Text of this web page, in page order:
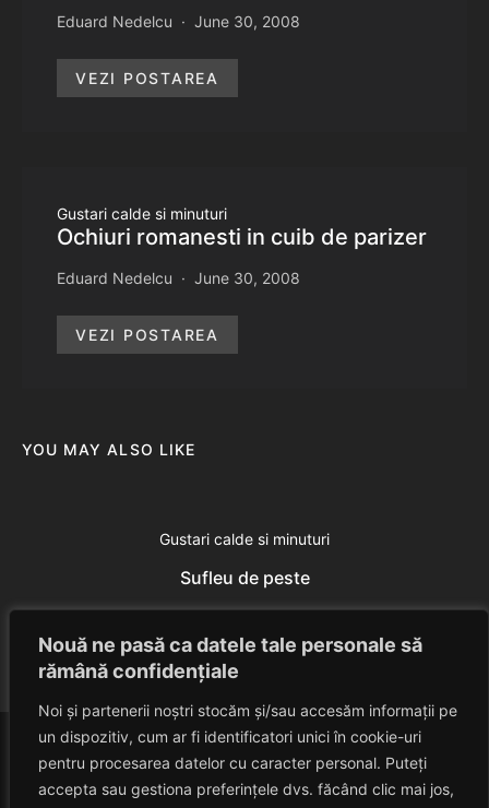
Nouă ne pasă ca datele tale personale să
rămână confidențiale
Noi și partenerii noștri stocăm și/sau accesăm informații pe
un dispozitiv, cum ar fi identificatori unici în cookie-uri
pentru procesarea datelor cu caracter personal. Puteți
accepta sau gestiona preferințele dvs. făcând clic mai jos,
Eduard Nedelcu June 30, 2008
VEZI POSTAREA
Gustari calde si minuturi
Ochiuri romanesti in cuib de parizer
Eduard Nedelcu June 30, 2008
VEZI POSTAREA
YOU MAY ALSO LIKE
Gustari calde si minuturi
Sufleu de peste
Eduard Nedelcu July 4, 2014